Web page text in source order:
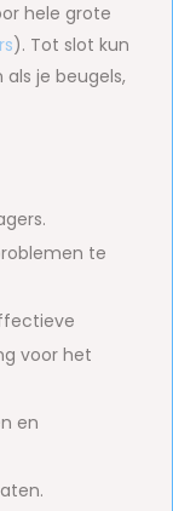
hele grote
). Tot slot kun
als je beugels,
te
voor het
en